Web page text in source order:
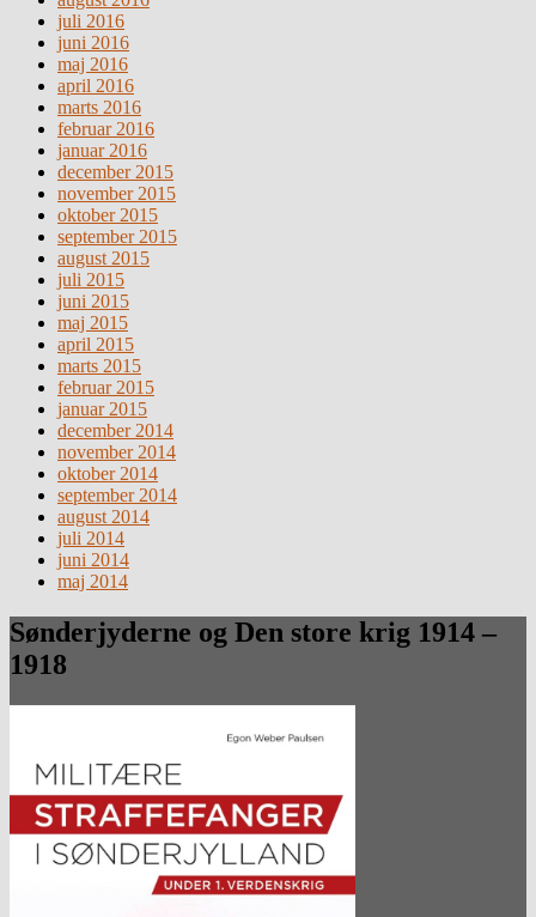
juli 2016
juni 2016
maj 2016
april 2016
marts 2016
februar 2016
januar 2016
december 2015
november 2015
oktober 2015
september 2015
august 2015
juli 2015
juni 2015
maj 2015
april 2015
marts 2015
februar 2015
januar 2015
december 2014
november 2014
oktober 2014
september 2014
august 2014
juli 2014
juni 2014
maj 2014
Sønderjyderne og Den store krig 1914 –
1918